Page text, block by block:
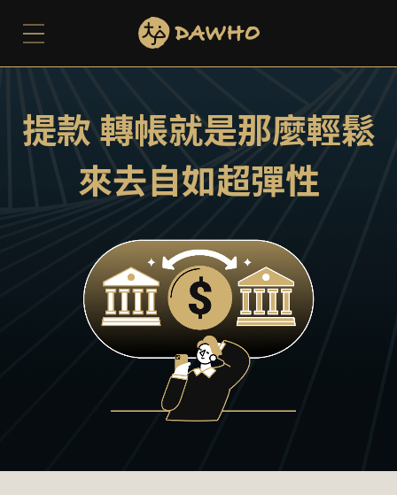
提款 轉帳就是那麼輕鬆
來去自如超彈性